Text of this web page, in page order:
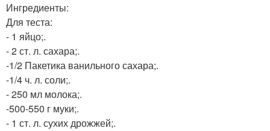
Ингредиенты:
Для теста:
- 1 яйцо;.
- 2 ст. л. сахара;.
-1/2 Пакетика ванильного сахара;.
-1/4 ч. л. соли;.
- 250 мл молока;.
-500-550 г муки;.
- 1 ст. л. сухих дрожжей;.